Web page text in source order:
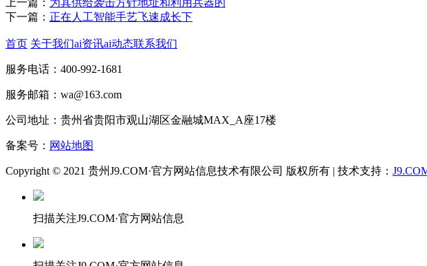
上一篇： 为其供给袭击方针地址和利用兵器的
下一篇： 正在人工智能手艺飞速成长下
首页 关于我们ai资讯ai动态联系我们
服务电话：400-992-1681
服务邮箱：wa@163.com
公司地址：贵州省贵阳市观山湖区金融城MAX_A座17楼
备案号： 网站地图
Copyright © 2021 贵州J9.COM·官方网站信息技术有限公司 版权所有 | 技术支持：
扫描关注J9.COM·官方网站信息